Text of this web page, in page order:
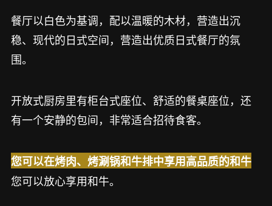
餐厅以白色为基调，配以温暖的木材，营造出沉
稳、现代的日式空间，营造出优质日式餐厅的氛
围。
开放式厨房里有柜台式座位、舒适的餐桌座位，还
有一个安静的包间，非常适合招待食客。
您可以在烤肉、烤涮锅和牛排中享用高品质的和牛
您可以放心享用和牛。